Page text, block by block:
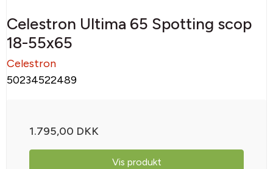
Celestron Ultima 65 Spotting scop
18-55x65
Celestron
50234522489
1.795,00 DKK
Vis produkt